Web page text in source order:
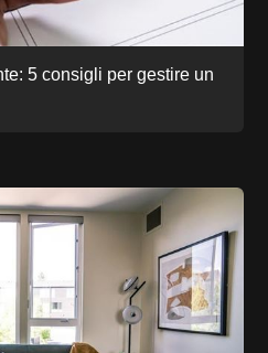
5 consigli per gestire un